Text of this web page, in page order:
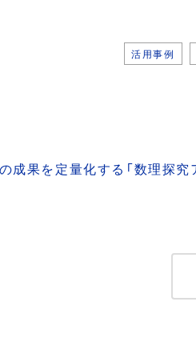
活用事例
成果を定量化する「数理探